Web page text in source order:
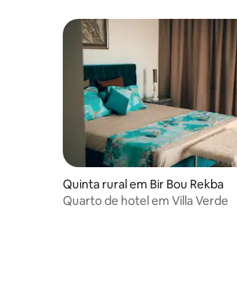
Quinta rural em Bir Bou Rekba
Quarto de hotel em Villa Verde